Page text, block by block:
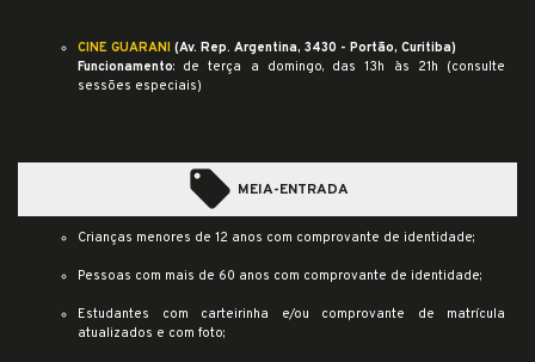
CINE GUARANI (Av. Rep. Argentina, 3430 - Portão, Curitiba)
Funcionamento: de terça a domingo, das 13h às 21h (consulte
sessões especiais)
local_offer MEIA-ENTRADA
Crianças menores de 12 anos com comprovante de identidade;
Pessoas com mais de 60 anos com comprovante de identidade;
Estudantes com carteirinha e/ou comprovante de matrícula
atualizados e com foto;